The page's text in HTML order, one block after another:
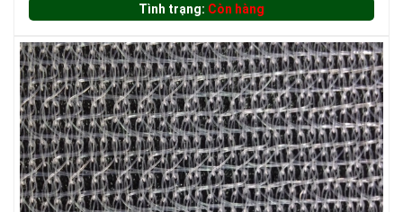
LƯỚI HÀNG RÀO HÌNH CHỮ NHẬT
Tình trạng: Còn hàng